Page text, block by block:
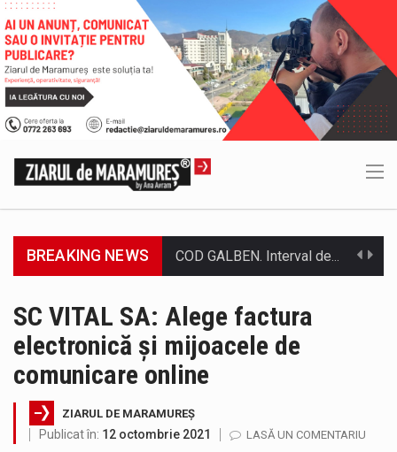
BREAKING NEWS Proiectul de lege privind Strategia națională pentru conservarea biodiversității a fost din nou dezbătut ieri și în final adoptat de…
SC VITAL SA: Alege factura
electronică și mijoacele de
comunicare online
ZIARUL DE MARAMUREȘ
Publicat în: 12 octombrie 2021 LASĂ UN COMENTARIU